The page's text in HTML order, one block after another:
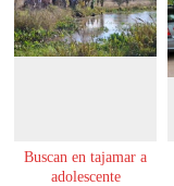
Buscan en tajamar a
adolescente